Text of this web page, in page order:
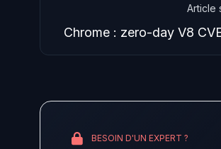
Article
Chrome : zero-day V8
11645 exploité
BESOIN D'UN EXPERT ?